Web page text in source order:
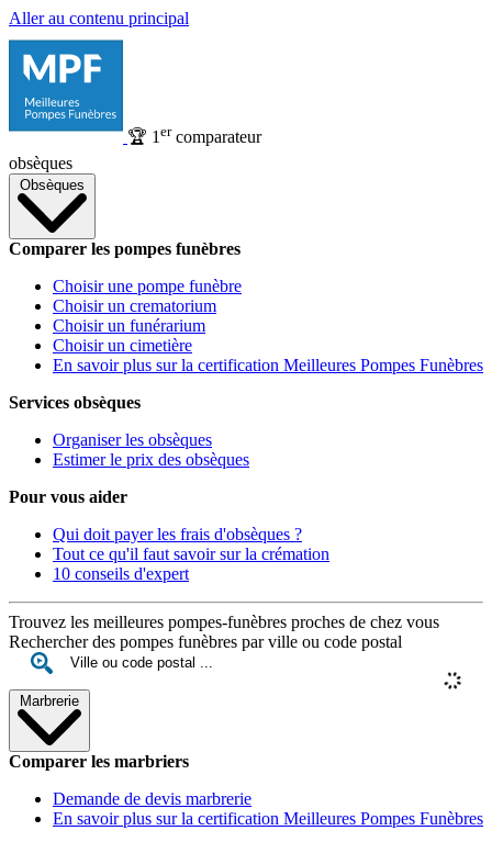
Aller au contenu principal
🏆 1 ercomparateur
obsèques
Obsèques
Comparer les pompes funèbres
Choisir une pompe funèbre
Choisir un crematorium
Choisir un funérarium
Choisir un cimetière
En savoir plus sur la certification Meilleures Pompes Funèbres
Services obsèques
Organiser les obsèques
Estimer le prix des obsèques
Pour vous aider
Qui doit payer les frais d'obsèques ?
Tout ce qu'il faut savoir sur la crémation
10 conseils d'expert
Trouvez les meilleures pompes-funèbres proches de chez vous
Rechercher des pompes funèbres par ville ou code postal
Marbrerie
Comparer les marbriers
Demande de devis marbrerie
En savoir plus sur la certification Meilleures Pompes Funèbres